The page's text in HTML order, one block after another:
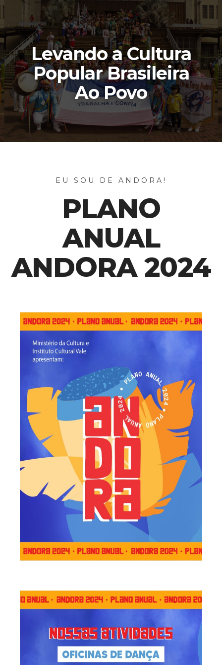
Levando a Cultura
Popular Brasileira
Ao Povo
EU SOU DE ANDORA!
PLANO
ANUAL
ANDORA 2024